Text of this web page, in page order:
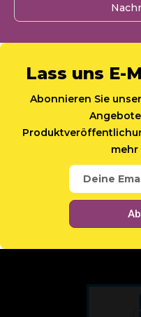
Lass uns E-
Abonnieren Sie
mehr